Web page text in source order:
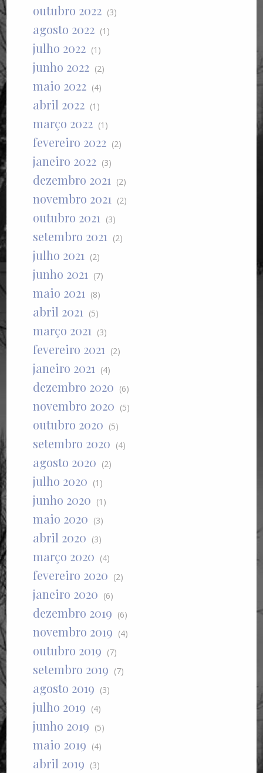
outubro 2022 (3)
agosto 2022 (1)
julho 2022 (1)
junho 2022 (2)
maio 2022 (4)
abril 2022 (1)
março 2022 (1)
fevereiro 2022 (2)
janeiro 2022 (3)
dezembro 2021 (2)
novembro 2021 (2)
outubro 2021 (3)
setembro 2021 (2)
julho 2021 (2)
junho 2021 (7)
maio 2021 (8)
abril 2021 (5)
março 2021 (3)
fevereiro 2021 (2)
janeiro 2021 (4)
dezembro 2020 (6)
novembro 2020 (5)
outubro 2020 (5)
setembro 2020 (4)
agosto 2020 (2)
julho 2020 (1)
junho 2020 (1)
maio 2020 (3)
abril 2020 (3)
março 2020 (4)
fevereiro 2020 (2)
janeiro 2020 (6)
dezembro 2019 (6)
novembro 2019 (4)
outubro 2019 (7)
setembro 2019 (7)
agosto 2019 (3)
julho 2019 (4)
junho 2019 (5)
maio 2019 (4)
abril 2019 (3)